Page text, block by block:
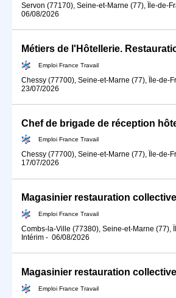
Servon (77170), Seine-et-Marne (77), Île-de-
06/08/2026
Emploi France Travail
Chessy (77700), Seine-et-Marne (77), Île-de-
23/07/2026
Chef de brigade de réception
Emploi France Travail
Chessy (77700), Seine-et-Marne (77), Île-de-
17/07/2026
Magasinier restauration
Emploi France Travail
Combs-la-Ville (77380), Seine-et-Marne (77),
Intérim - 06/08/2026
Magasinier restauration
Emploi France Travail